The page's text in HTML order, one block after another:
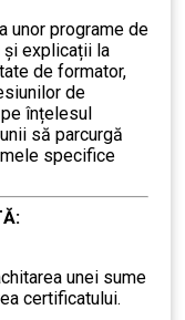
unor programe de
și explicații la
de formator,
de
înțelesul
să parcurgă
specifice
unei sume
certificatului.